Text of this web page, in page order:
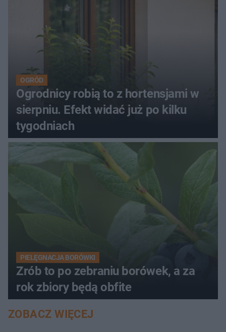
OGRÓD
Ogrodnicy robią to z hortensjami w
sierpniu. Efekt widać już po kilku
tygodniach
PIELĘGNACJA BORÓWKI
Zrób to po zebraniu borówek, a za
rok zbiory będą obfite
ZOBACZ WIĘCEJ